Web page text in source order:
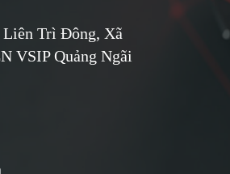
Trì Đông, Xã
VSIP Quảng Ngãi